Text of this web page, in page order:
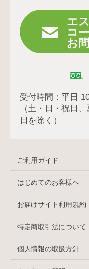
エ
コ
お
受付時間：平日
（土・日・祝日
日を除く）
ご利用ガイド
はじめてのお客様へ
お届けサイト利用規約
特定商取引法について
個人情報の取扱方針